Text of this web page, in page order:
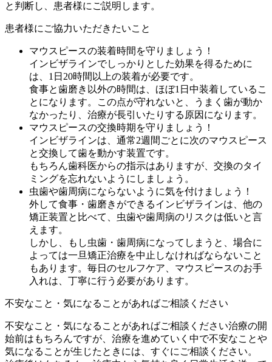
と判断し、患者様にご説明します。
患者様にご協力いただきたいこと
マウスピースの装着時間を守りましょう！
インビザラインでしっかりとした効果を得るために
は、1日20時間以上の装着が必要です。
食事と歯磨き以外の時間は、ほぼ1日中装着しているこ
とになります。この点が守れないと、うまく歯が動か
なかったり、治療が長引いたりする原因になります。
マウスピースの交換時期を守りましょう！
インビザラインは、通常2週間ごとに次のマウスピース
と交換して歯を動かす装置です。
もちろん歯科医からの指示はありますが、交換のタイ
ミングを忘れないようにしましょう。
虫歯や歯周病にならないように気を付けましょう！
外して食事・歯磨きができるインビザラインは、他の
矯正装置と比べて、虫歯や歯周病のリスクは低いと言
えます。
しかし、もし虫歯・歯周病になってしまうと、場合に
よっては一旦矯正治療を中止しなければならないこと
もあります。毎日のセルフケア、マウスピースのお手
入れは、丁寧に行う必要があります。
不安なこと・気になることがあればご相談ください
不安なこと・気になることがあればご相談ください治療の開
始前はもちろんですが、治療を進めていく中で不安なことや
気になることが生じたときには、すぐにご相談ください。